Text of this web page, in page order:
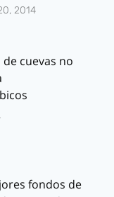
2014
cuevas no
fondos de